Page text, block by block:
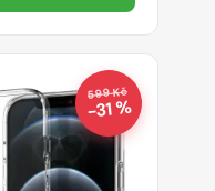
599 Kč
−31 %